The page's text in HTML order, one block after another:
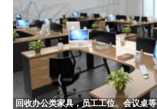
回收办公类家具，员工工位、会议桌等